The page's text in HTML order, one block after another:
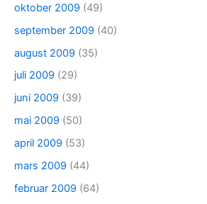
oktober 2009 (49)
september 2009 (40)
august 2009 (35)
juli 2009 (29)
juni 2009 (39)
mai 2009 (50)
april 2009 (53)
mars 2009 (44)
februar 2009 (64)